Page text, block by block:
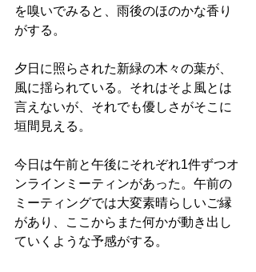
を嗅いでみると、雨後のほのかな香り
がする。
夕日に照らされた新緑の木々の葉が、
風に揺られている。それはそよ風とは
言えないが、それでも優しさがそこに
垣間見える。
今日は午前と午後にそれぞれ1件ずつオ
ンラインミーティンがあった。午前の
ミーティングでは大変素晴らしいご縁
があり、ここからまた何かが動き出し
ていくような予感がする。